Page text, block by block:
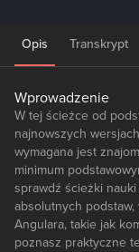
Opis Transkrypt
Wprowadzenie
W tej ścieżce od
najnowszych
wymagana jest
minimum
sprawdź ścieżki
absolutnych
Angulara, takie jak
poznasz praktyczne